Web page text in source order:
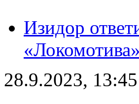
Изидор
«Локомотива»
28.9.2023, 13:45